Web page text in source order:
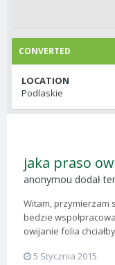
CONVERTED
LOCATION
Podlaskie
jaka praso
anonymou dodał
Witam, przymierzam
bedzie
owijanie folia
5 Stycznia 2015